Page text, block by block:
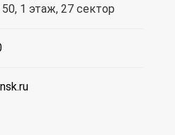
1 этаж, 27 сектор